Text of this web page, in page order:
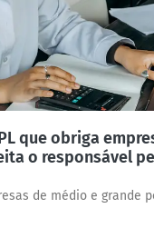
que obriga
o responsável
de médio e grande